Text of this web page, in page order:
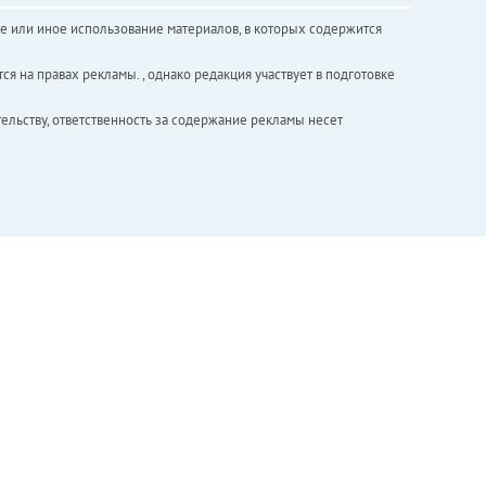
иное использование материалов, в которых содержится
правах рекламы. , однако редакция участвует в подготовке
ответственность за содержание рекламы несет